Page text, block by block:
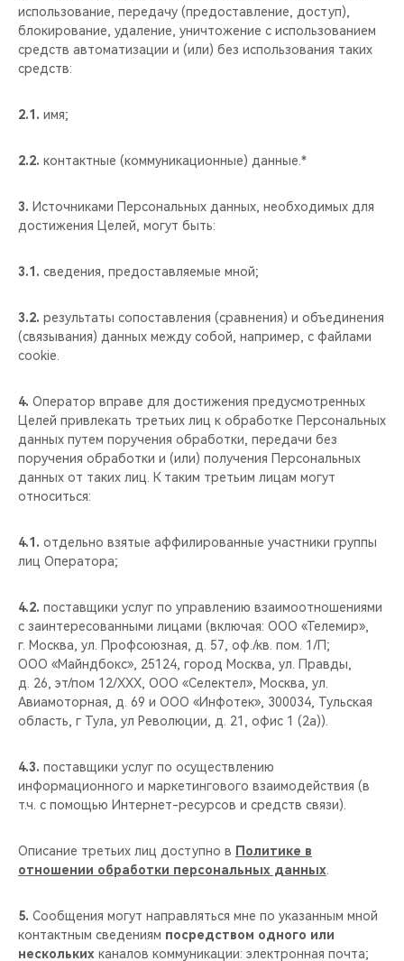
использование, передачу (предоставление, доступ),
блокирование, удаление, уничтожение с использованием
средств автоматизации и (или) без использования таких
средств:
2.1. имя;
2.2. контактные (коммуникационные) данные.*
3. Источниками Персональных данных, необходимых для
достижения Целей, могут быть:
3.1. сведения, предоставляемые мной;
3.2. результаты сопоставления (сравнения) и объединения
(связывания) данных между собой, например, с файлами
cookie.
4. Оператор вправе для достижения предусмотренных
Целей привлекать третьих лиц к обработке Персональных
данных путем поручения обработки, передачи без
поручения обработки и (или) получения Персональных
данных от таких лиц. К таким третьим лицам могут
относиться:
4.1. отдельно взятые аффилированные участники группы
лиц Оператора;
4.2. поставщики услуг по управлению взаимоотношениями
с заинтересованными лицами (включая: ООО «Телемир»,
г. Москва, ул. Профсоюзная, д. 57, оф./кв. пом. 1/П;
ООО «Майндбокс», 25124, город Москва, ул. Правды,
д. 26, эт/пом 12/XXX, ООО «Селектел», Москва, ул.
Авиамоторная, д. 69 и ООО «Инфотек», 300034, Тульская
область, г Тула, ул Революции, д. 21, офис 1 (2а)).
4.3. поставщики услуг по осуществлению
информационного и маркетингового взаимодействия (в
т.ч. с помощью Интернет-ресурсов и средств связи).
Описание третьих лиц доступно в Политике в
отношении обработки персональных данных
5. Сообщения могут направляться мне по указанным мной
контактным сведениям посредством одного или
нескольких каналов коммуникации: электронная почта;